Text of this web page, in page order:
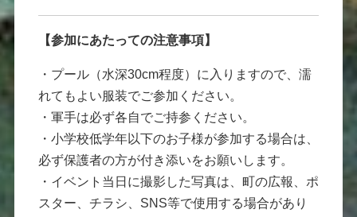
【参加にあたっての注意事項】
・プール（水深30cm程度）に入りますので、濡
れてもよい服装でご参加ください。
・軍手は必ず各自でご持参ください。
・小学校低学年以下のお子様が参加する場合は、
必ず保護者の方が付き添いをお願いします。
・イベント当日に撮影した写真は、町の広報、ポ
スター、チラシ、SNS等で使用する場合があり